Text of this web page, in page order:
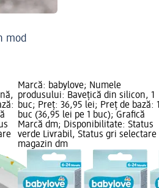
mod
Marcă: babylove; Numele
produsului: Bavețică din silicon, 1
buc; Preț: 36,95 lei; Preț de bază: 1
buc (36,95 lei pe 1 buc); Grafică
Marcă dm; Disponibilitate: Status
verde Livrabil, Status gri selectare
magazin dm